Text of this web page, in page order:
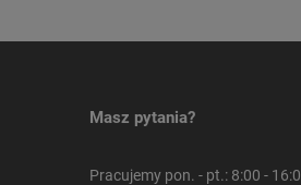
Masz pytania?
Pracujemy pon. - pt.: 8:00 -